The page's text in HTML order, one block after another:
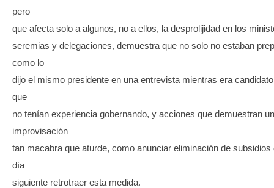
pero
que afecta solo a algunos, no a ellos, la desprolijidad en los
seremias y delegaciones, demuestra que no solo no estaban
como lo
dijo el mismo presidente en una entrevista mientras era
que
no tenían experiencia gobernando, y acciones que demuestran
improvisación
tan macabra que aturde, como anunciar eliminación de subsidios
día
siguiente retrotraer esta medida.